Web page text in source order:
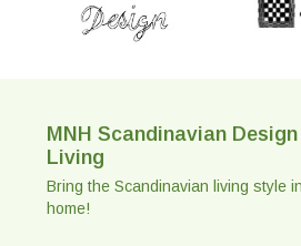
MNH Scandinavian
Living
Bring the Scandinavian living style
home!